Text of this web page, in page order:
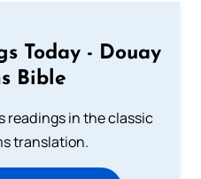
Today - Douay
Bible
readings in the classic
translation.